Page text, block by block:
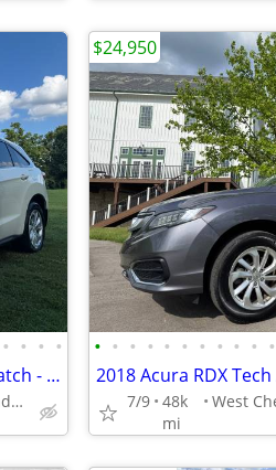
• • • •
2016 Acura RDX Technology AWD W/Watch - Only 57k Miles!!! Spotless!!!
West Chester Ohio "The Honda Specialist"
• • • • • • • • • • •
7/9 48k
mi
$24,950